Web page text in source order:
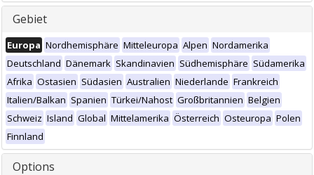
Gebiet
Europa Nordhemisphäre Mitteleuropa Alpen Nordamerika
Deutschland Dänemark Skandinavien Südhemisphäre Südamerika
Afrika Ostasien Südasien Australien Niederlande Frankreich
Italien/Balkan Spanien Türkei/Nahost Großbritannien Belgien
Schweiz Island Global Mittelamerika Österreich Osteuropa Polen
Finnland
Options